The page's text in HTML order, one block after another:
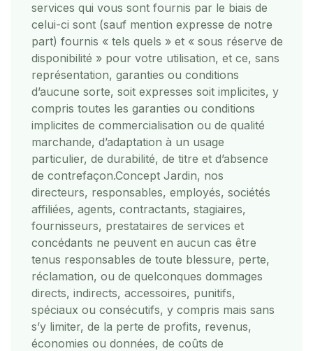
services qui vous sont fournis par le biais de
celui-ci sont (sauf mention expresse de notre
part) fournis « tels quels » et « sous réserve de
disponibilité » pour votre utilisation, et ce, sans
représentation, garanties ou conditions
d’aucune sorte, soit expresses soit implicites, y
compris toutes les garanties ou conditions
implicites de commercialisation ou de qualité
marchande, d’adaptation à un usage
particulier, de durabilité, de titre et d’absence
de contrefaçon.Concept Jardin, nos
directeurs, responsables, employés, sociétés
affiliées, agents, contractants, stagiaires,
fournisseurs, prestataires de services et
concédants ne peuvent en aucun cas être
tenus responsables de toute blessure, perte,
réclamation, ou de quelconques dommages
directs, indirects, accessoires, punitifs,
spéciaux ou consécutifs, y compris mais sans
s’y limiter, de la perte de profits, revenus,
économies ou données, de coûts de